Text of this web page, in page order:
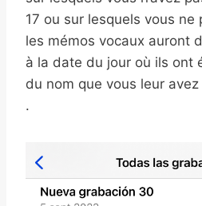
17 ou sur lesquels vous ne
les mémos vocaux auront
à la date du jour où ils ont
du nom que vous leur
.